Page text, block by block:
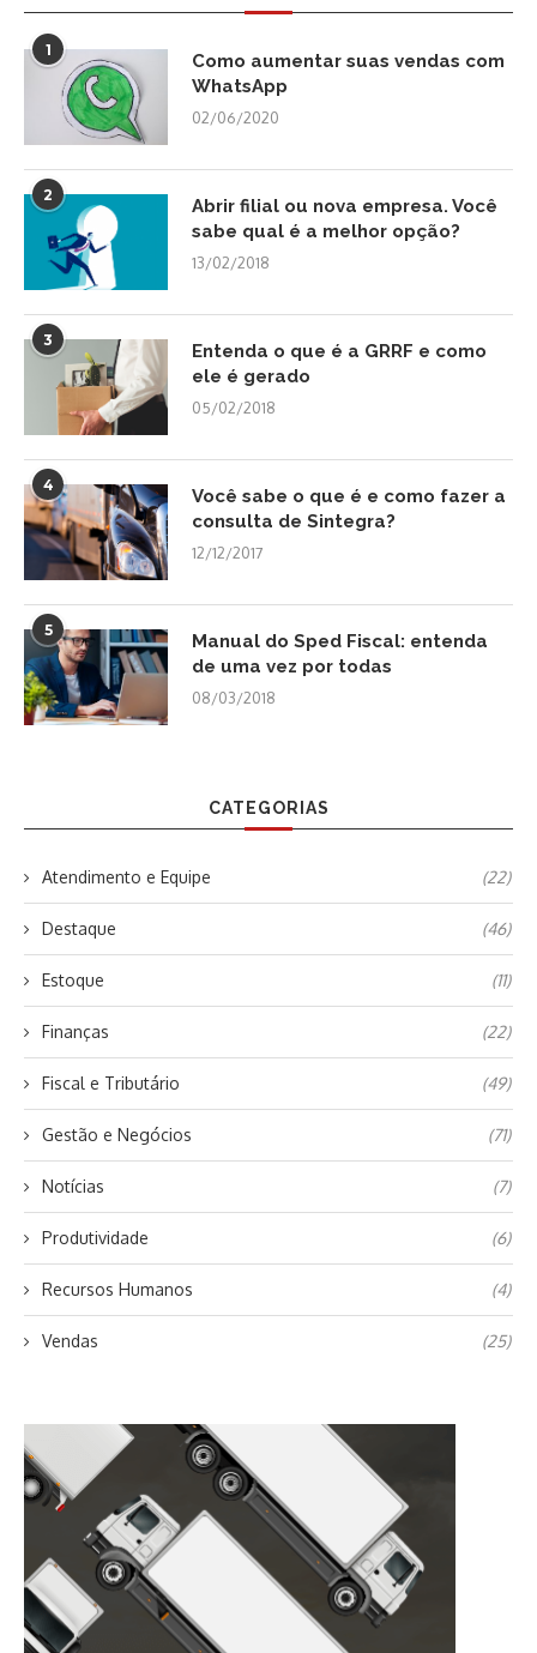
1
Como aumentar suas vendas com
WhatsApp
02/06/2020
2
Abrir filial ou nova empresa. Você
sabe qual é a melhor opção?
13/02/2018
3
Entenda o que é a GRRF e como
ele é gerado
05/02/2018
4
Você sabe o que é e como fazer a
consulta de Sintegra?
12/12/2017
5
Manual do Sped Fiscal: entenda
de uma vez por todas
08/03/2018
CATEGORIAS
Atendimento e Equipe (22)
Destaque (46)
Estoque (11)
Finanças (22)
Fiscal e Tributário (49)
Gestão e Negócios (71)
Notícias (7)
Produtividade (6)
Recursos Humanos (4)
Vendas (25)